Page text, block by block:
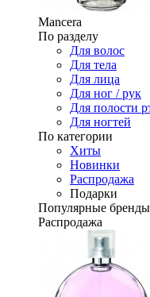
Mancera
По разделу
Для волос
Для тела
Для лица
Для ног / рук
Для полости
Для ногтей
По категории
Хиты
Новинки
Распродажа
Подарки
Популярные бренды
Распродажа